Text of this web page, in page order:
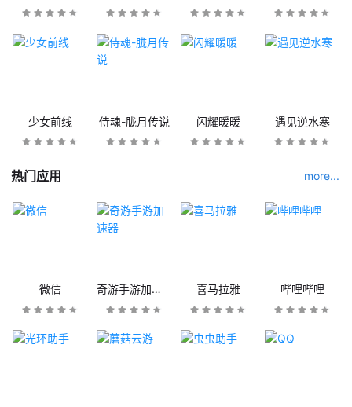
少女前线 侍魂-胧月传说 闪耀暖暖 遇见逆水寒
热门应用 more...
微信 奇游手游加速器 喜马拉雅 哔哩哔哩